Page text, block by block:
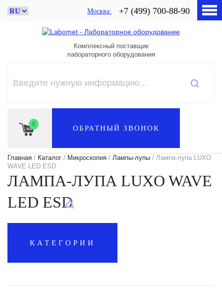
Москва +7 (499) 700-88-90
Комплексный поставщик
лабораторного оборудования
0 ОБРАТНЫЙ ЗВОНОК
Главная / Каталог / Микроскопия / Лампы-лупы / Лампа-лупа LUXO
WAVE LED ESD
ЛАМПА-ЛУПА LUXO WAVE
LED ESD
КАТЕГОРИИ